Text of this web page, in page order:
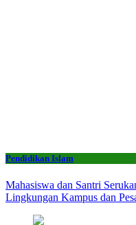
Pendidikan Islam
Mahasiswa dan Santri
Lingkungan Kampus dan